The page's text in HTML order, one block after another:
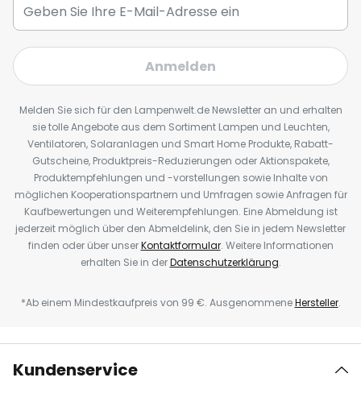
Anmelden
Melden Sie sich für den Lampenwelt.de Newsletter an und erhalten
sie tolle Angebote aus dem Sortiment Lampen und Leuchten,
Ventilatoren, Solaranlagen und Smart Home Produkte, Rabatt-
Gutscheine, Produktpreis-Reduzierungen oder Aktionspakete,
Produktempfehlungen und -vorstellungen sowie Inhalte von
möglichen Kooperationspartnern und Umfragen sowie Anfragen für
Kaufbewertungen und Weiterempfehlungen. Eine Abmeldung ist
jederzeit möglich über den Abmeldelink, den Sie in jedem Newsletter
finden oder über unserKontaktformular. Weitere Informationen
erhalten Sie in derDatenschutzerklärung.
*Ab einem Mindestkaufpreis von 99 €. AusgenommeneHersteller.
Kundenservice